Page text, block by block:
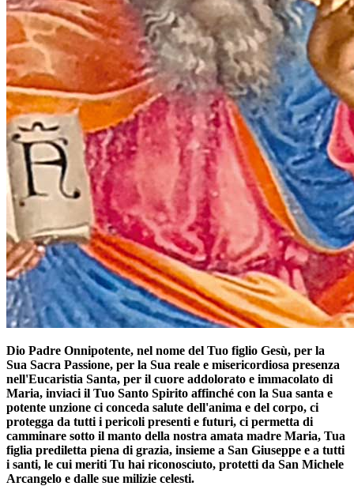
Dio Padre Onnipotente, nel nome del Tuo figlio Gesù, per la
Sua Sacra Passione, per la Sua reale e misericordiosa presenza
nell'Eucaristia Santa, per il cuore addolorato e immacolato di
Maria, inviaci il Tuo Santo Spirito affinché con la Sua santa e
potente unzione ci conceda salute dell'anima e del corpo, ci
protegga da tutti i pericoli presenti e futuri, ci permetta di
camminare sotto il manto della nostra amata madre Maria, Tua
figlia prediletta piena di grazia, insieme a San Giuseppe e a tutti
i santi, le cui meriti Tu hai riconosciuto, protetti da San Michele
Arcangelo e dalle sue milizie celesti.